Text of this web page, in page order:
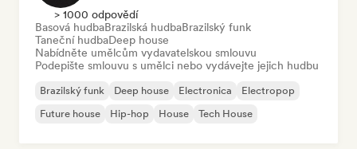
> 1000 odpovědí
Basová hudbaBrazilská hudbaBrazilský funk
Taneční hudbaDeep house
Nabídněte umělcům vydavatelskou smlouvu
Podepište smlouvu s umělci nebo vydávejte jejich hudbu
Brazilský funk Deep house Electronica
Electropop
Future house
Hip-hop House Tech House